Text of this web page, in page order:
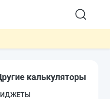
калькуляторы